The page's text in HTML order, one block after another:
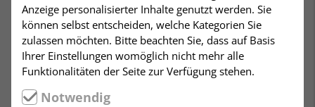
Anzeige personalisierter Inhalte genutzt werden. Sie
können selbst entscheiden, welche Kategorien Sie
zulassen möchten. Bitte beachten Sie, dass auf Basis
Ihrer Einstellungen womöglich nicht mehr alle
Funktionalitäten der Seite zur Verfügung stehen.
Notwendig